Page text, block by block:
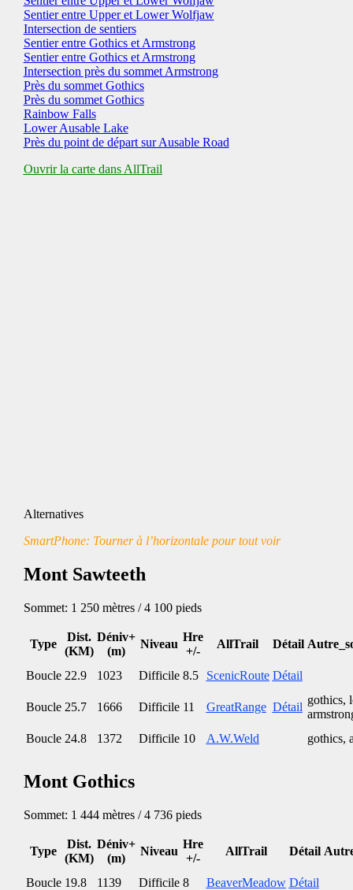
Sentier entre Upper et Lower Wolfjaw
Intersection de sentiers
Sentier entre Gothics et Armstrong
Sentier entre Gothics et Armstrong
Intersection près du sommet Armstrong
Près du sommet Gothics
Près du sommet Gothics
Rainbow Falls
Lower Ausable Lake
Près du point de départ sur Ausable Road
Ouvrir la carte dans AllTrail
Alternatives
SmartPhone: Tourner à l’horizontale pour tout voir
Mont Sawteeth
Sommet: 1 250 mètres / 4 100 pieds
Type
Dist.
(KM)
Déniv+
(m)
Niveau
Hre
+/-
AllTrail Détail
Boucle 22.9 1023 Difficile 8.5 ScenicRoute Détail
Boucle 25.7 1666 Difficile 11 GreatRange Détail
gothics,
Boucle 24.8 1372 Difficile 10 A.W.Weld gothics,
Mont Gothics
Sommet: 1 444 mètres / 4 736 pieds
Type
Dist.
(KM)
Déniv+
(m)
Niveau
Hre
+/-
AllTrail Détail
Boucle 19.8 1139 Difficile 8 BeaverMeadow Détail